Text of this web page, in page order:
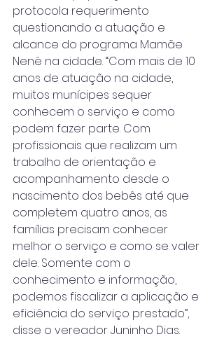
protocola requerimento
questionando a atuação e
alcance do programa Mamãe
Nenê na cidade. “Com mais de 10
anos de atuação na cidade,
muitos munícipes sequer
conhecem o serviço e como
podem fazer parte. Com
profissionais que realizam um
trabalho de orientação e
acompanhamento desde o
nascimento dos bebês até que
completem quatro anos, as
famílias precisam conhecer
melhor o serviço e como se valer
dele. Somente com o
conhecimento e informação,
podemos fiscalizar a aplicação e
eficiência do serviço prestado”,
disse o vereador Juninho Dias.